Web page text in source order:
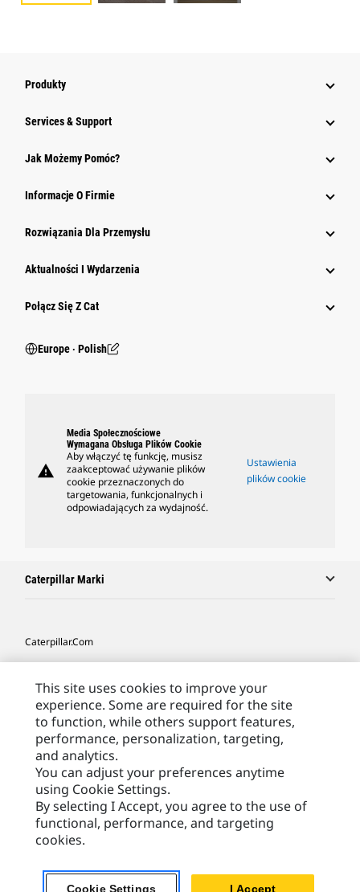
Produkty
Services & Support
Jak Możemy Pomóc?
Informacje O Firmie
Rozwiązania Dla Przemysłu
Aktualności I Wydarzenia
Połącz Się Z Cat
Europe ‧ Polish
warning
Media Społecznościowe
Wymagana Obsługa Plików Cookie
Aby włączyć tę funkcję, musisz
zaakceptować używanie plików
cookie przeznaczonych do
targetowania, funkcjonalnych i
odpowiadających za wydajność.
Ustawienia
plików cookie
Caterpillar Marki
Caterpillar.com
Caterpillar Kontakt
Moje Preferencje Marketingowe
Site Map
Cookie Settings
Legal
Privacy
Europe - Polish© 2026 Caterpillar. Wszelkie prawa zastrzeżone.
This site uses cookies to improve your
experience. Some are required for the site
to function, while others support features,
performance, personalization, targeting,
and analytics.
You can adjust your preferences anytime
using Cookie Settings.
By selecting I Accept, you agree to the use of
functional, performance, and targeting
cookies.
Cookie Settings I Accept